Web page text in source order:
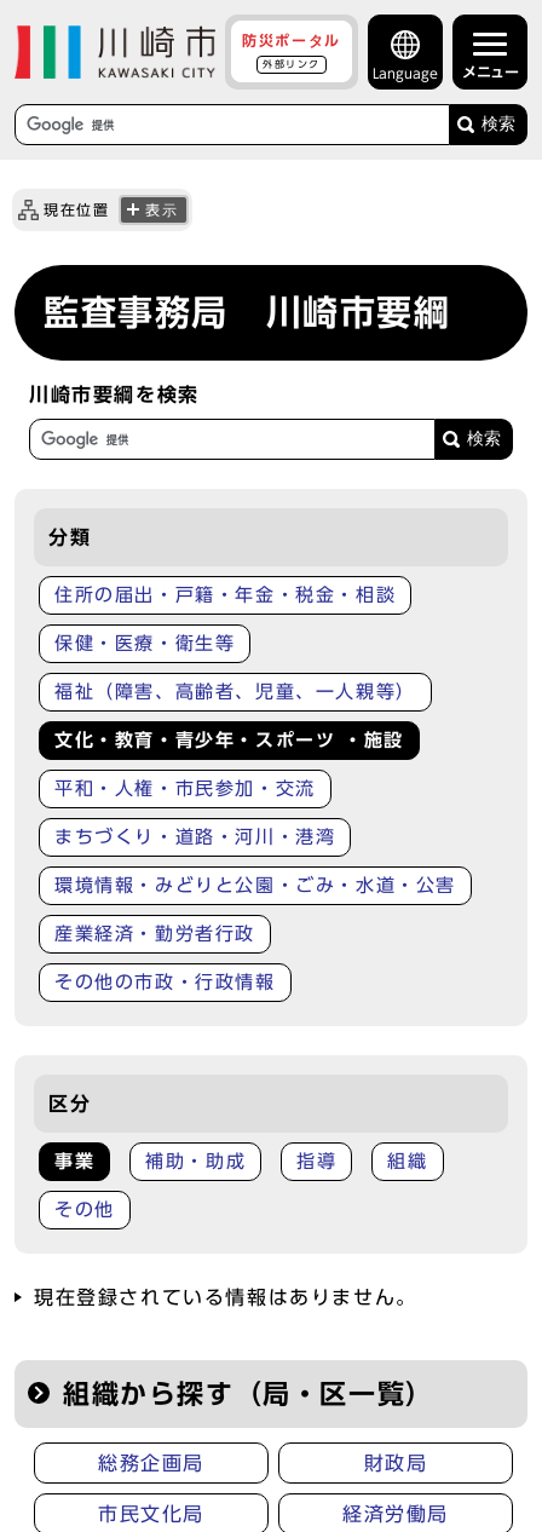
防災ポータル
外部リンク
Language メニュー
検索
現在位置 表示
監査事務局 川崎市要綱
川崎市要綱を検索
分類
住所の届出・戸籍・年金・税金・相談
保健・医療・衛生等
福祉（障害、高齢者、児童、一人親等）
文化・教育・青少年・スポーツ ・施設
平和・人権・市民参加・交流
まちづくり・道路・河川・港湾
環境情報・みどりと公園・ごみ・水道・公害
産業経済・勤労者行政
その他の市政・行政情報
区分
事業 補助・助成 指導 組織
その他
現在登録されている情報はありません。
組織から探す（局・区一覧）
総務企画局 財政局
市民文化局 経済労働局